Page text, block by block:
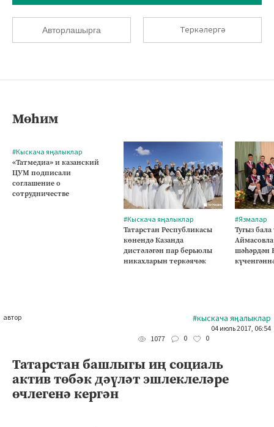
Авторлашырга Теркәлергә
Мөһим
#Кыскача яңалыклар
«Татмедиа» и казанский
ЦУМ подписали
соглашение о
сотрудничестве
#Кыскача яңалыклар
Татарстан Республикасы
көнендә Казанда
дистәләгән пар берьюлы
никахларын теркәячәк
#Язмалар
Тугыз бала
шәһәрдән
автор #кыскача яңалыклар
04 июль 2017, 06:54
1077
0 0
Татарстан башлыгы иң социаль
актив төбәк дәүләт эшлеклеләре
өчлегенә кергән